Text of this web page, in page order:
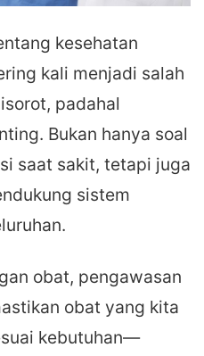
kesehatan
kali menjadi salah
padahal
Bukan hanya soal
saat sakit, tetapi juga
sistem
obat, pengawasan
obat yang kita
kebutuhan—